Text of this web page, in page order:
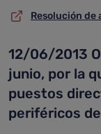
Resolución de
12/06/2013
junio, por la
puestos
periféricos